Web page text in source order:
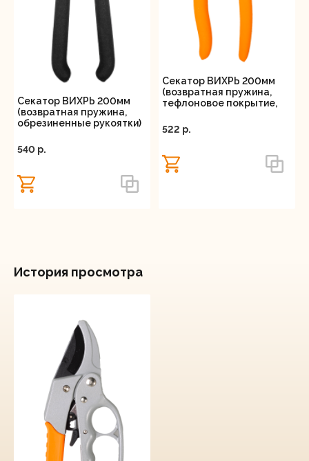
Секатор ВИХРЬ 200мм
(возвратная пружина,
обрезиненные рукоятки)
540 p.
Секатор ВИХРЬ 200мм
(возвратная пружина,
тефлоновое покрытие,
522 p.
История просмотра